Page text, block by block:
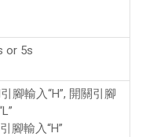
or 5s
腳輸入“H”, 開關引腳
腳輸入“H”